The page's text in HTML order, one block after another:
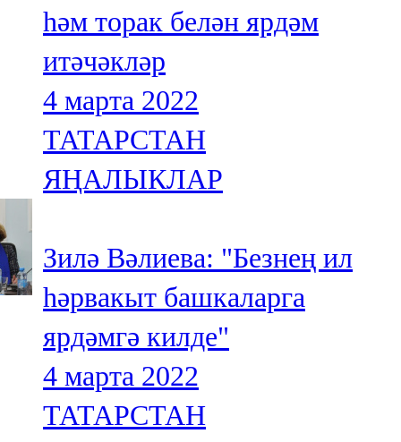
һәм торак белән ярдәм
итәчәкләр
4 марта 2022
ТАТАРСТАН
ЯҢАЛЫКЛАР
Зилә Вәлиева: "Безнең ил
һәрвакыт башкаларга
ярдәмгә килде"
4 марта 2022
ТАТАРСТАН